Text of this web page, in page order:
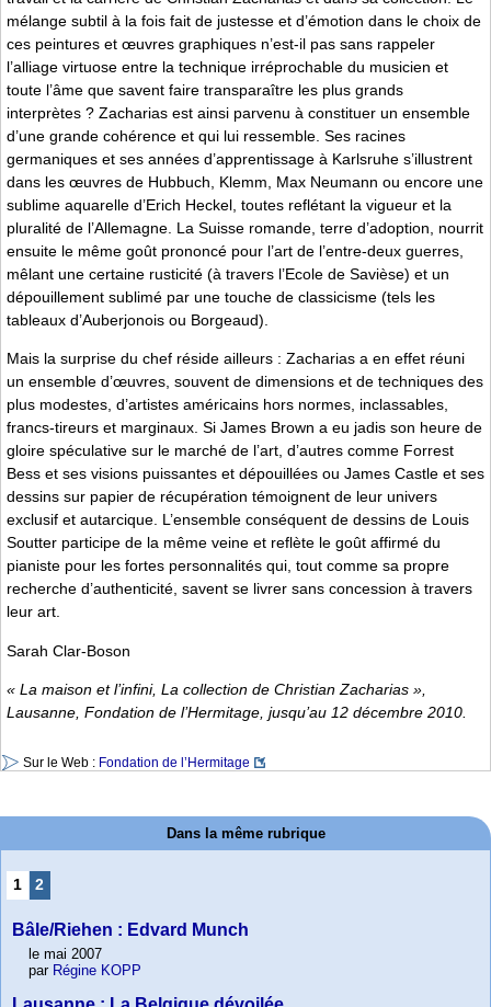
mélange subtil à la fois fait de justesse et d’émotion dans le choix de
ces peintures et œuvres graphiques n’est-il pas sans rappeler
l’alliage virtuose entre la technique irréprochable du musicien et
toute l’âme que savent faire transparaître les plus grands
interprètes ? Zacharias est ainsi parvenu à constituer un ensemble
d’une grande cohérence et qui lui ressemble. Ses racines
germaniques et ses années d’apprentissage à Karlsruhe s’illustrent
dans les œuvres de Hubbuch, Klemm, Max Neumann ou encore une
sublime aquarelle d’Erich Heckel, toutes reflétant la vigueur et la
pluralité de l’Allemagne. La Suisse romande, terre d’adoption, nourrit
ensuite le même goût prononcé pour l’art de l’entre-deux guerres,
mêlant une certaine rusticité (à travers l’Ecole de Savièse) et un
dépouillement sublimé par une touche de classicisme (tels les
tableaux d’Auberjonois ou Borgeaud).
Mais la surprise du chef réside ailleurs : Zacharias a en effet réuni
un ensemble d’œuvres, souvent de dimensions et de techniques des
plus modestes, d’artistes américains hors normes, inclassables,
francs-tireurs et marginaux. Si James Brown a eu jadis son heure de
gloire spéculative sur le marché de l’art, d’autres comme Forrest
Bess et ses visions puissantes et dépouillées ou James Castle et ses
dessins sur papier de récupération témoignent de leur univers
exclusif et autarcique. L’ensemble conséquent de dessins de Louis
Soutter participe de la même veine et reflète le goût affirmé du
pianiste pour les fortes personnalités qui, tout comme sa propre
recherche d’authenticité, savent se livrer sans concession à travers
leur art.
Sarah Clar-Boson
« La maison et l’infini, La collection de Christian Zacharias »,
Lausanne, Fondation de l’Hermitage, jusqu’au 12 décembre 2010.
Sur le Web : Fondation de l’Hermitage
Dans la même rubrique
1 2
Bâle/Riehen : Edvard Munch
le mai 2007
par Régine KOPP